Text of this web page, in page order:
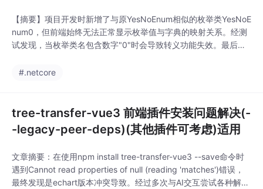
【摘要】项目开发时新增了与原YesNoEnum相似的枚举类YesNoE
num0，但前端始终无法正常显示枚举值与字典的映射关系。经测
试发现，当枚举类名包含数字"0"时会导致转义功能失效。最后将
前端对枚举值的解析。该问题反映出某些框架对特殊字符（如数字
#.netcore
tree-transfer-vue3 前端插件安装问题解决(-
-legacy-peer-deps)(其他插件可考虑)适用
文章摘要：在使用npm install tree-transfer-vue3 --save命令时
遇到Cannot read properties of null (reading 'matches')错误，
最终发现是echart版本冲突导致。经过多次与AI交互尝试各种解决